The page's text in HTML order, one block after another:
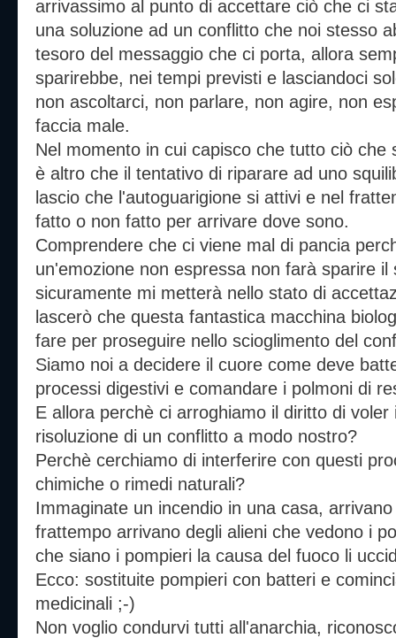
arrivassimo al punto di accettare ciò che ci
una soluzione ad un conflitto che noi stesso
tesoro del messaggio che ci porta, allora
sparirebbe, nei tempi previsti e lasciandoci
non ascoltarci, non parlare, non agire, non
faccia male.
Nel momento in cui capisco che tutto ciò
è altro che il tentativo di riparare ad uno
lascio che l'autoguarigione si attivi e nel
fatto o non fatto per arrivare dove sono.
Comprendere che ci viene mal di pancia
un'emozione non espressa non farà sparire
sicuramente mi metterà nello stato di
lascerò che questa fantastica macchina
fare per proseguire nello scioglimento del
Siamo noi a decidere il cuore come deve
processi digestivi e comandare i polmoni di
E allora perchè ci arroghiamo il diritto di
risoluzione di un conflitto a modo nostro?
Perchè cerchiamo di interferire con questi
chimiche o rimedi naturali?
Immaginate un incendio in una casa,
frattempo arrivano degli alieni che vedono i
che siano i pompieri la causa del fuoco li
Ecco: sostituite pompieri con batteri e
medicinali ;-)
Non voglio condurvi tutti all'anarchia,